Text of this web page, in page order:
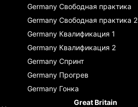
Germany Свободная практика
Germany Свободная практика 2
Germany Квалификация 1
Germany Квалификация 2
Germany Спринт
Germany Прогрев
Germany Гонка
Great Britain